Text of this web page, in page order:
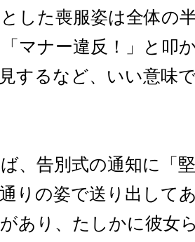
した喪服姿は全体の
マナー違反！」と叩
するなど、いい意味
、告別式の通知に「
りの姿で送り出して
あり、たしかに彼女